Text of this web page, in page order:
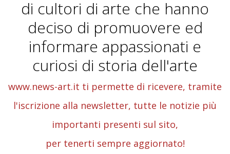
di cultori di arte che hanno
deciso di promuovere ed
informare appassionati e
curiosi di storia dell'arte
www.news-art.it ti permette di ricevere, tramite
l'iscrizione alla newsletter, tutte le notizie più
importanti presenti sul sito,
per tenerti sempre aggiornato!